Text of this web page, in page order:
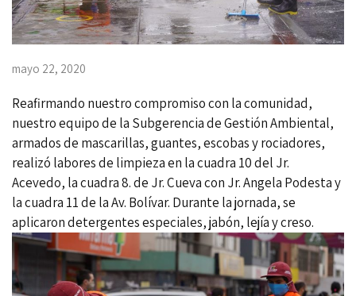
mayo 22, 2020
Reafirmando nuestro compromiso con la comunidad,
nuestro equipo de la Subgerencia de Gestión Ambiental,
armados de mascarillas, guantes, escobas y rociadores,
realizó labores de limpieza en la cuadra 10 del Jr.
Acevedo, la cuadra 8. de Jr. Cueva con Jr. Angela Podesta y
la cuadra 11 de la Av. Bolívar. Durante la jornada, se
aplicaron detergentes especiales, jabón, lejía y creso.